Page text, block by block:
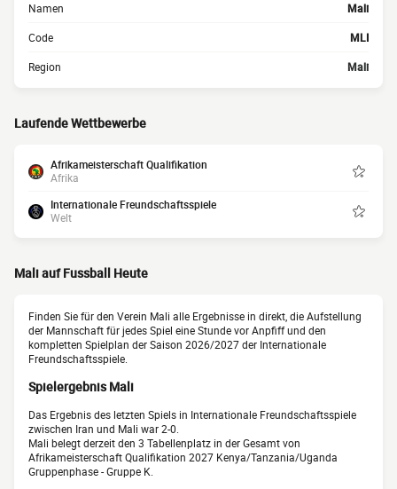
Namen Mali
Code MLI
Region Mali
Laufende Wettbewerbe
Afrikameisterschaft Qualifikation
Afrika
Internationale Freundschaftsspiele
Welt
Mali auf Fussball Heute
Finden Sie für den Verein Mali alle Ergebnisse in direkt, die Aufstellung
der Mannschaft für jedes Spiel eine Stunde vor Anpfiff und den
kompletten Spielplan der Saison 2026/2027 der Internationale
Freundschaftsspiele.
Spielergebnis Mali
Das Ergebnis des letzten Spiels in Internationale Freundschaftsspiele
zwischen Iran und Mali war 2-0.
Mali belegt derzeit den 3 Tabellenplatz in der Gesamt von
Afrikameisterschaft Qualifikation 2027 Kenya/Tanzania/Uganda
Gruppenphase - Gruppe K.